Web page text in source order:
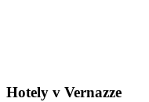
Hotely v Vernazze